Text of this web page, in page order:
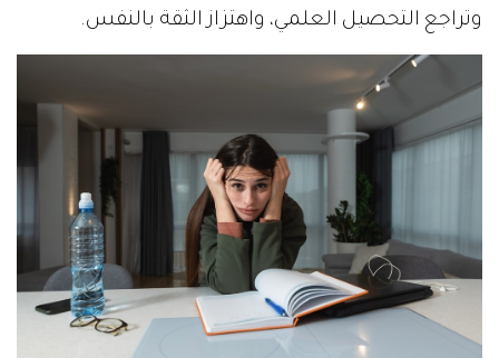
وتراجع التحصيل العلمي، واهتزاز الثقة بالنفس.